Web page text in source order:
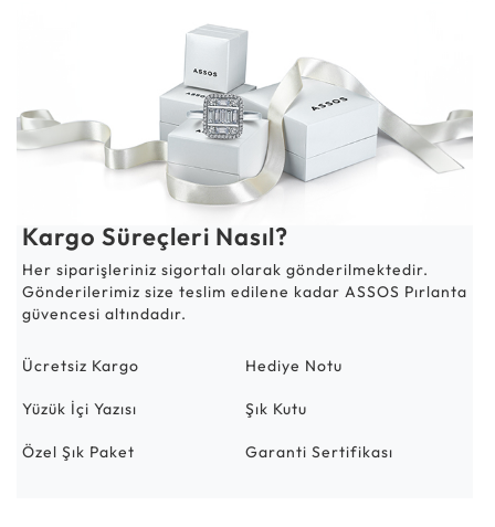
Kargo Süreçleri Nasıl?
Her siparişleriniz sigortalı olarak gönderilmektedir.
Gönderilerimiz size teslim edilene kadar ASSOS Pırlanta
güvencesi altındadır.
Ücretsiz Kargo Hediye Notu
Yüzük İçi Yazısı Şık Kutu
Özel Şık Paket Garanti Sertifikası